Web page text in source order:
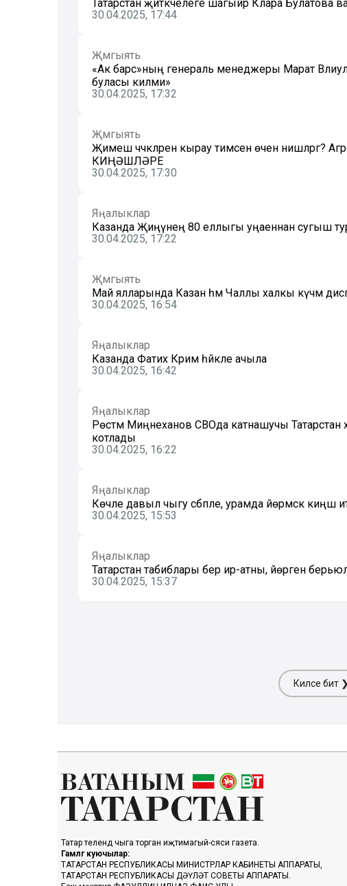
Татарстан җитәкчелеге шагыйрә Клара Булатова
30.04.2025, 17:44
Җәмгыять
«Ак барс»ның генераль менеджеры Марат
буласы килми»
30.04.2025, 17:32
Җәмгыять
Җимеш чәчәкләренә кырау тимәсен өчен нишләргә?
КИҢӘШЛӘРЕ
30.04.2025, 17:30
Яңалыклар
Казанда Җиңүнең 80 еллыгы уңаеннан сугыш
30.04.2025, 17:22
Җәмгыять
Май ялларында Казан һәм Чаллы халкы күчмә
30.04.2025, 16:54
Яңалыклар
Казанда Фатих Кәрим һәйкәле ачыла
30.04.2025, 16:42
Яңалыклар
Рөстәм Миңнеханов СВОда катнашучы Татарстан
котлады
30.04.2025, 16:22
Яңалыклар
Көчле давыл чыгу сәбәпле, урамда йөрмәскә киңәш
30.04.2025, 15:53
Яңалыклар
Татарстан табиблары бер ир-атны, йөрәгенә
30.04.2025, 15:37
Киләсе бит ❯
Татар телендә чыга торган иҗтимагый-сәяси газета.
Гамәлгә куючылар:
ТАТАРСТАН РЕСПУБЛИКАСЫ МИНИСТРЛАР КАБИНЕТЫ АППАРАТЫ,
ТАТАРСТАН РЕСПУБЛИКАСЫ ДӘҮЛӘТ СОВЕТЫ АППАРАТЫ.